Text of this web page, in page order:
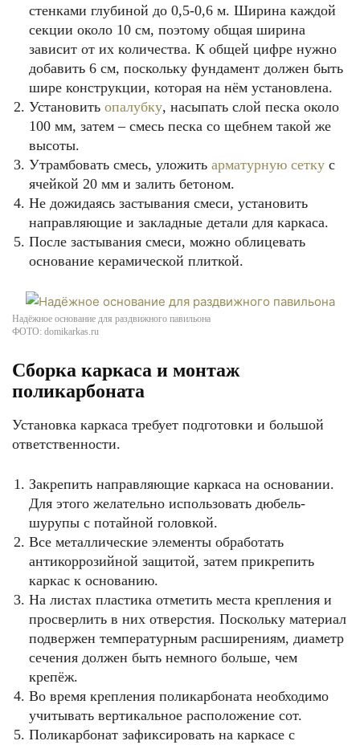
стенками глубиной до 0,5-0,6 м. Ширина каждой
секции около 10 см, поэтому общая ширина
зависит от их количества. К общей цифре нужно
добавить 6 см, поскольку фундамент должен быть
шире конструкции, которая на нём установлена.
Установить опалубку, насыпать слой песка около
100 мм, затем – смесь песка со щебнем такой же
высоты.
Утрамбовать смесь, уложить арматурную сетку с
ячейкой 20 мм и залить бетоном.
Не дожидаясь застывания смеси, установить
направляющие и закладные детали для каркаса.
После застывания смеси, можно облицевать
основание керамической плиткой.
Надёжное основание для раздвижного павильона
ФОТО: domikarkas.ru
Сборка каркаса и монтаж
поликарбоната
Установка каркаса требует подготовки и большой
ответственности.
Закрепить направляющие каркаса на основании.
Для этого желательно использовать дюбель-
шурупы с потайной головкой.
Все металлические элементы обработать
антикоррозийной защитой, затем прикрепить
каркас к основанию.
На листах пластика отметить места крепления и
просверлить в них отверстия. Поскольку материал
подвержен температурным расширениям, диаметр
сечения должен быть немного больше, чем
крепёж.
Во время крепления поликарбоната необходимо
учитывать вертикальное расположение сот.
Поликарбонат зафиксировать на каркасе с